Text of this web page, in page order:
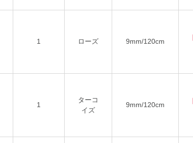
1 ローズ 9mm/120cm
1
ターコ
イズ
9mm/120cm